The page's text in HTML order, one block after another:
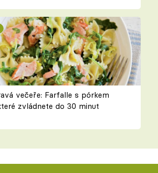
večeře: Farfalle s pórkem
zvládnete do 30 minut